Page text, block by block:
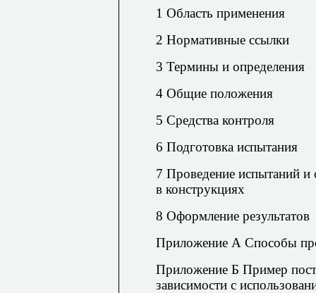
1 Область применения
2 Нормативные ссылки
3 Термины и определения
4 Общие положения
5 Средства контроля
6 Подготовка испытания
7 Проведение испытаний и
в конструкциях
8 Оформление результатов
Приложение А Способы
Приложение Б Пример
зависимости с